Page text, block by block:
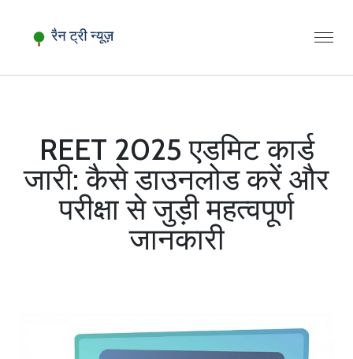
REET 2025 एडमिट कार्ड
जारी: कैसे डाउनलोड करें और
परीक्षा से जुड़ी महत्वपूर्ण
जानकारी